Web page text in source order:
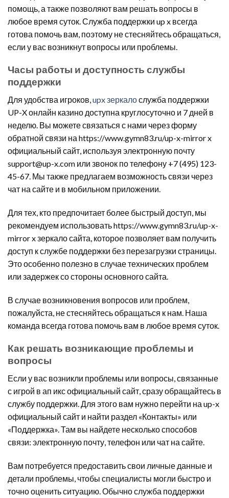
помощь, а также позволяют вам решать вопросы в
любое время суток. Служба поддержки up x всегда
готова помочь вам, поэтому не стесняйтесь обращаться,
если у вас возникнут вопросы или проблемы.
Часы работы и доступность службы
поддержки
Для удобства игроков,upx зеркалослужба поддержки
UP-X онлайн казино доступна круглосуточно и 7 дней в
неделю. Вы можете связаться с нами через форму
обратной связи на https://www.gymn83.ru/up-x-mirror x
официальный сайт, используя электронную почту
support@up-x.com или звонок по телефону +7 (495) 123-
45-67. Мы также предлагаем возможность связи через
чат на сайте и в мобильном приложении.
Для тех, кто предпочитает более быстрый доступ, мы
рекомендуем использовать https://www.gymn83.ru/up-x-
mirror x зеркало сайта, которое позволяет вам получить
доступ к службе поддержки без перезагрузки страницы.
Это особенно полезно в случае технических проблем
или задержек со стороны основного сайта.
В случае возникновения вопросов или проблем,
пожалуйста, не стесняйтесь обращаться к нам. Наша
команда всегда готова помочь вам в любое время суток.
Как решать возникающие проблемы и
вопросы
Если у вас возникли проблемы или вопросы, связанные
с игрой в ап икс официальный сайт, сразу обращайтесь в
службу поддержки. Для этого вам нужно перейти на up-x
официальный сайт и найти раздел «Контакты» или
«Поддержка». Там вы найдете несколько способов
связи: электронную почту, телефон или чат на сайте.
Вам потребуется предоставить свои личные данные и
детали проблемы, чтобы специалисты могли быстро и
точно оценить ситуацию. Обычно служба поддержки